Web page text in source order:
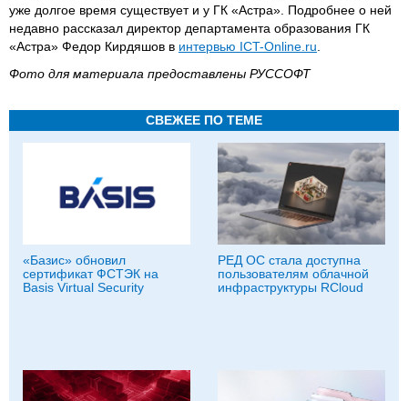
уже долгое время существует и у ГК «Астра». Подробнее о ней
недавно рассказал директор департамента образования ГК
«Астра» Федор Кирдяшов в интервью ICT-Online.ru
Фото для материала предоставлены РУССОФТ
СВЕЖЕЕ ПО ТЕМЕ
«Базис» обновил
сертификат ФСТЭК на
Basis Virtual Security
РЕД ОС стала доступна
пользователям облачной
инфраструктуры RCloud